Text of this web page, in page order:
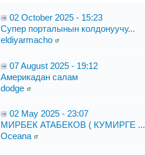
02 October 2025 - 15:23
Супер порталынын колдонуучу...
eldiyarmacho
07 August 2025 - 19:12
Америкадан салам
dodge
02 May 2025 - 23:07
МИРБЕК АТАБЕКОВ ( КУМИРГЕ ...
Oceana